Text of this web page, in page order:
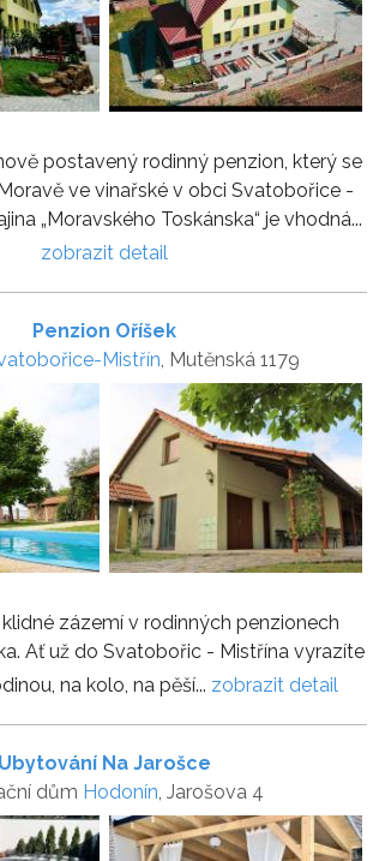
postavený rodinný penzion, který se
ve vinařské v obci Svatobořice -
„Moravského Toskánska“ je vhodná...
zobrazit detail
Penzion Oříšek
Mistřín, Mutěnská 1179
zázemí v rodinných penzionech
Ať už do Svatobořic - Mistřína vyrazíte
na kolo, na pěší... zobrazit detail
Ubytování Na Jarošce
dům Hodonín, Jarošova 4